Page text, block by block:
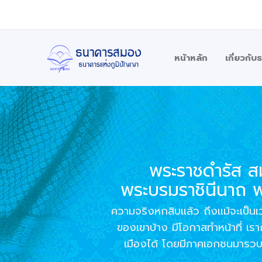
หน้าหลัก เกี่ยวกับ
พระราชดำรัส
พระบรมราชินีนาถ
ความจริงหกสิบแล้ว ถึงแม้จะเป็น
ของเขาบ้าง มีโอกาสทำหน้าที่
เมืองได้ โดยมีภาคเอกชนมาร